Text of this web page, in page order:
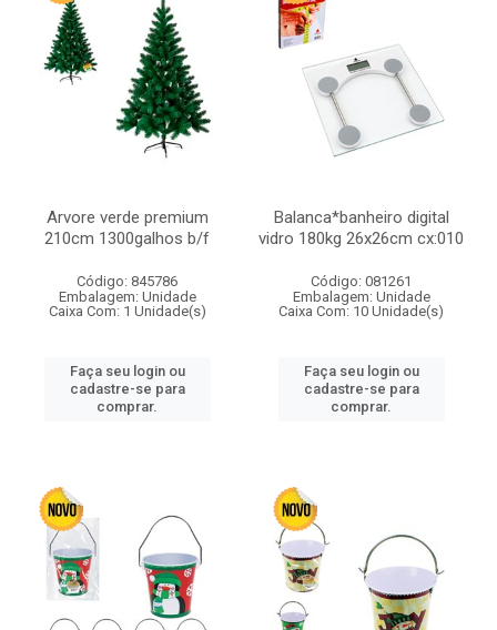
Arvore verde premium
210cm 1300galhos b/f
Código: 845786
Embalagem: Unidade
Caixa Com: 1 Unidade(s)
Faça seu login ou
cadastre-se para
comprar.
Balanca*banheiro digital
vidro 180kg 26x26cm cx:010
Código: 081261
Embalagem: Unidade
Caixa Com: 10 Unidade(s)
Faça seu login ou
cadastre-se para
comprar.